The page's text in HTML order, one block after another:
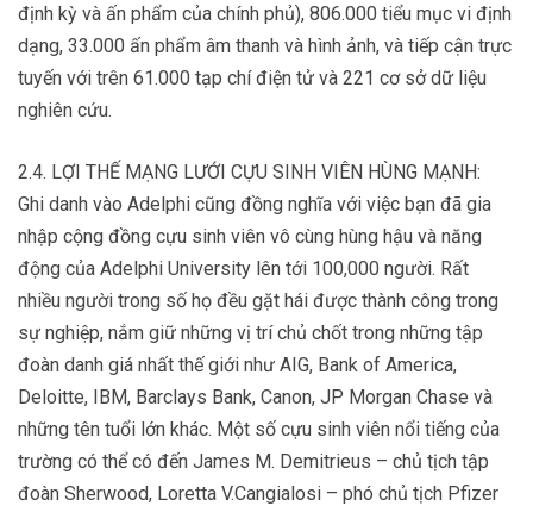
định kỳ và ấn phẩm của chính phủ), 806.000 tiểu mục vi định
dạng, 33.000 ấn phẩm âm thanh và hình ảnh, và tiếp cận trực
tuyến với trên 61.000 tạp chí điện tử và 221 cơ sở dữ liệu
nghiên cứu.
2.4. LỢI THẾ MẠNG LƯỚI CỰU SINH VIÊN HÙNG MẠNH:
Ghi danh vào Adelphi cũng đồng nghĩa với việc bạn đã gia
nhập cộng đồng cựu sinh viên vô cùng hùng hậu và năng
động của Adelphi University lên tới 100,000 người. Rất
nhiều người trong số họ đều gặt hái được thành công trong
sự nghiệp, nắm giữ những vị trí chủ chốt trong những tập
đoàn danh giá nhất thế giới như AIG, Bank of America,
Deloitte, IBM, Barclays Bank, Canon, JP Morgan Chase và
những tên tuổi lớn khác. Một số cựu sinh viên nổi tiếng của
trường có thể có đến James M. Demitrieus – chủ tịch tập
đoàn Sherwood, Loretta V.Cangialosi – phó chủ tịch Pfizer